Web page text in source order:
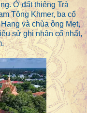
Ở đất thiêng Trà
Tông Khmer, ba cổ
và chùa ông Mẹt,
sử ghi nhận cổ nhất,